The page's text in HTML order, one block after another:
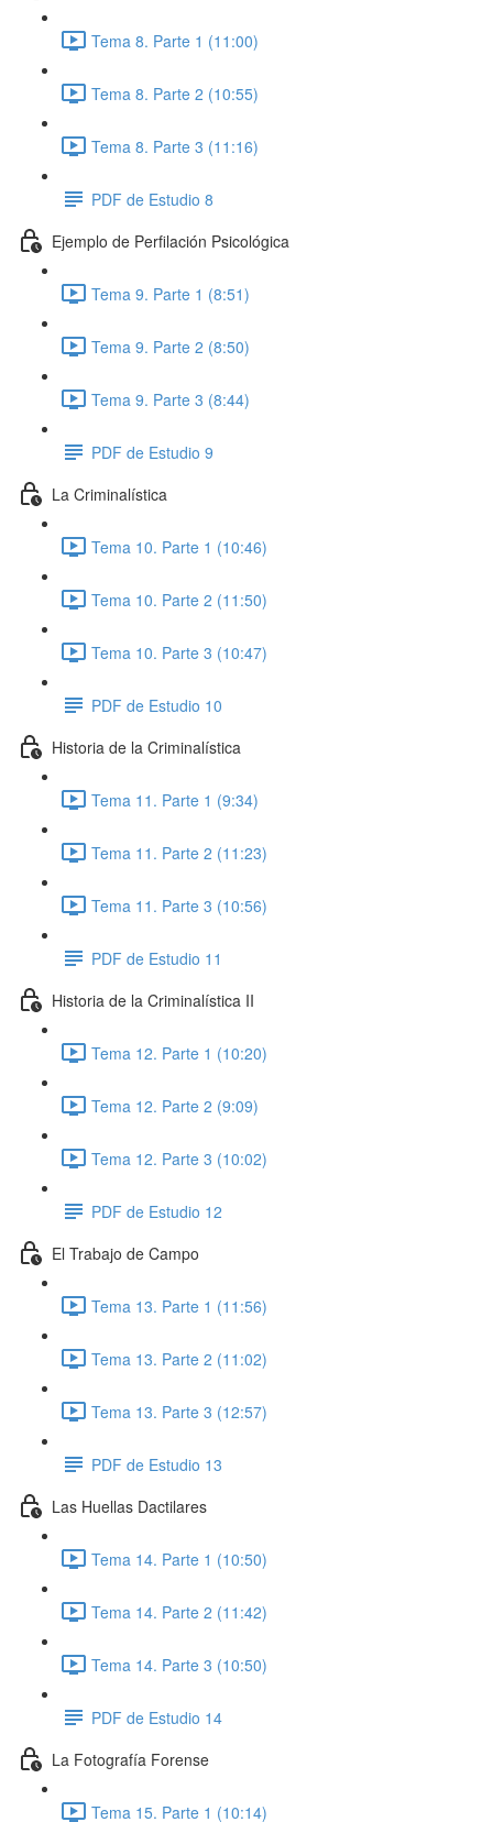
Tema 8. Parte 1 (11:00)
Tema 8. Parte 2 (10:55)
Tema 8. Parte 3 (11:16)
PDF de Estudio 8
Ejemplo de Perfilación Psicológica
Tema 9. Parte 1 (8:51)
Tema 9. Parte 2 (8:50)
Tema 9. Parte 3 (8:44)
PDF de Estudio 9
La Criminalística
Tema 10. Parte 1 (10:46)
Tema 10. Parte 2 (11:50)
Tema 10. Parte 3 (10:47)
PDF de Estudio 10
Historia de la Criminalística
Tema 11. Parte 1 (9:34)
Tema 11. Parte 2 (11:23)
Tema 11. Parte 3 (10:56)
PDF de Estudio 11
Historia de la Criminalística II
Tema 12. Parte 1 (10:20)
Tema 12. Parte 2 (9:09)
Tema 12. Parte 3 (10:02)
PDF de Estudio 12
El Trabajo de Campo
Tema 13. Parte 1 (11:56)
Tema 13. Parte 2 (11:02)
Tema 13. Parte 3 (12:57)
PDF de Estudio 13
Las Huellas Dactilares
Tema 14. Parte 1 (10:50)
Tema 14. Parte 2 (11:42)
Tema 14. Parte 3 (10:50)
PDF de Estudio 14
La Fotografía Forense
Tema 15. Parte 1 (10:14)